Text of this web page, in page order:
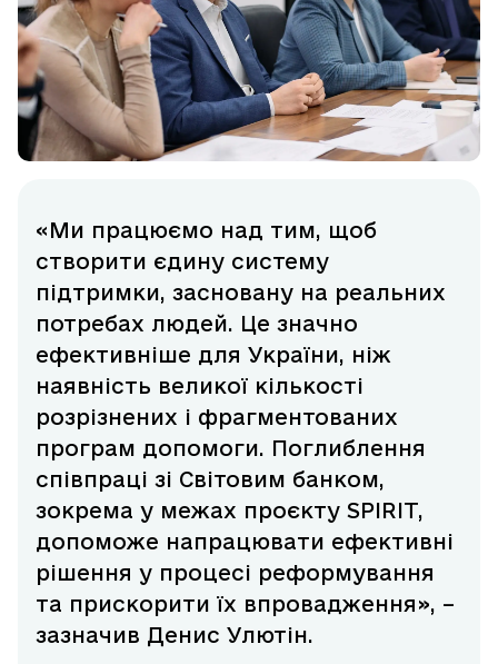
«Ми працюємо над тим, щоб
створити єдину систему
підтримки, засновану на реальних
потребах людей. Це значно
ефективніше для України, ніж
наявність великої кількості
розрізнених і фрагментованих
програм допомоги. Поглиблення
співпраці зі Світовим банком,
зокрема у межах проєкту SPIRIT,
допоможе напрацювати ефективні
рішення у процесі реформування
та прискорити їх впровадження», –
зазначив Денис Улютін.